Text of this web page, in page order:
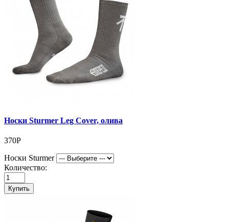
Носки Sturmer Leg Cover, олива
370Р
Носки Sturmer
Количество:
Купить